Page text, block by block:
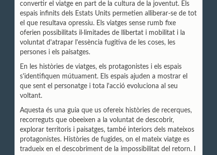
convertir el viatge en part de la cultura de la joventut. Els
espais infinits dels Estats Units permetien alliberar-se de tot
el que resultava opressiu. Els viatges sense rumb fixe
oferien possibilitats il·limitades de llibertat i mobilitat i la
voluntat d'atrapar l'essència fugitiva de les coses, les
persones i els paisatges.
En les històries de viatges, els protagonistes i els espais
s'identifiquen mútuament. Els espais ajuden a mostrar el
que sent el personatge i tota l'acció evoluciona al seu
voltant.
Aquesta és una guia que us ofereix històries de recerques,
recorreguts que obeeixen a la voluntat de descobrir,
explorar territoris i paisatges, també interiors dels mateixos
protagonistes. Històries de fugides, on el mateix viatge es
tradueix en el descobriment de la impossibilitat del retorn. I